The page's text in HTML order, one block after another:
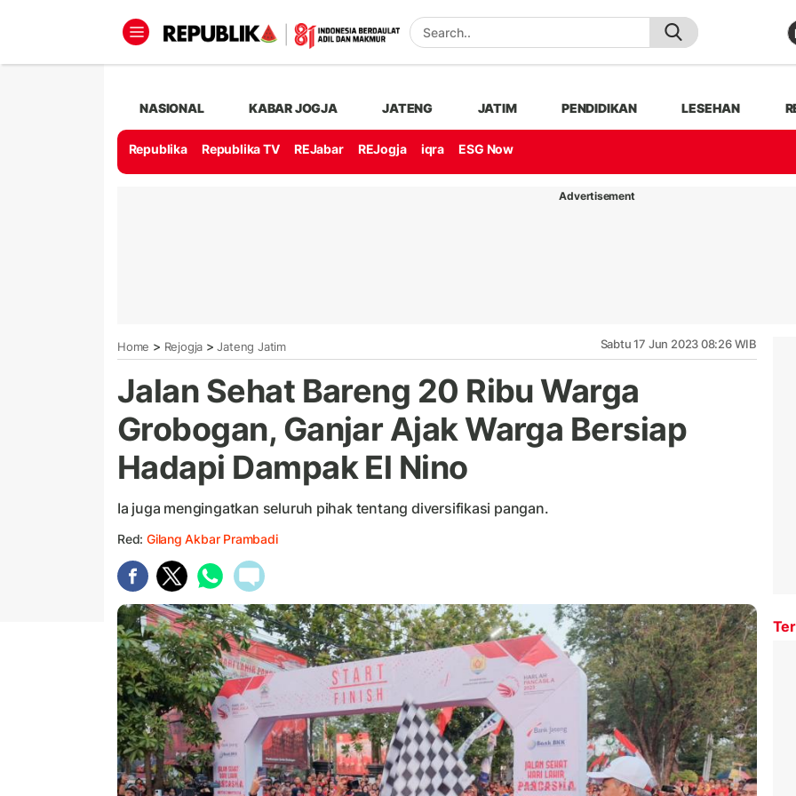
NASIONAL KABAR JOGJA JATENG JATIM PENDIDIKAN LESEHAN
Republika Republika TV REJabar REJogja iqra ESG Now
Advertisement
Home > Rejogja > Jateng Jatim Sabtu 17 Jun 2023 08:26 WIB
Jalan Sehat Bareng 20 Ribu Warga
Grobogan, Ganjar Ajak Warga Bersiap
Hadapi Dampak El Nino
Ia juga mengingatkan seluruh pihak tentang diversifikasi pangan.
Red: Gilang Akbar Prambadi